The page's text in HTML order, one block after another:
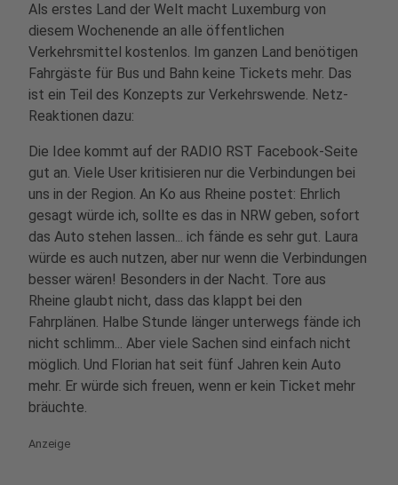
Als erstes Land der Welt macht Luxemburg von
diesem Wochenende an alle öffentlichen
Verkehrsmittel kostenlos. Im ganzen Land benötigen
Fahrgäste für Bus und Bahn keine Tickets mehr. Das
ist ein Teil des Konzepts zur Verkehrswende. Netz-
Reaktionen dazu:
Die Idee kommt auf der RADIO RST Facebook-Seite
gut an. Viele User kritisieren nur die Verbindungen bei
uns in der Region. An Ko aus Rheine postet: Ehrlich
gesagt würde ich, sollte es das in NRW geben, sofort
das Auto stehen lassen... ich fände es sehr gut. Laura
würde es auch nutzen, aber nur wenn die Verbindungen
besser wären! Besonders in der Nacht. Tore aus
Rheine glaubt nicht, dass das klappt bei den
Fahrplänen. Halbe Stunde länger unterwegs fände ich
nicht schlimm... Aber viele Sachen sind einfach nicht
möglich. Und Florian hat seit fünf Jahren kein Auto
mehr. Er würde sich freuen, wenn er kein Ticket mehr
bräuchte.
Anzeige